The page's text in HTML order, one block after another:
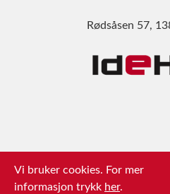
Rødsåsen 57,
Vi bruker cookies. For mer
informasjon trykk her.